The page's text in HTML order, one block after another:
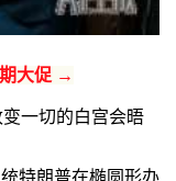
大促 →
一切的白宫会晤